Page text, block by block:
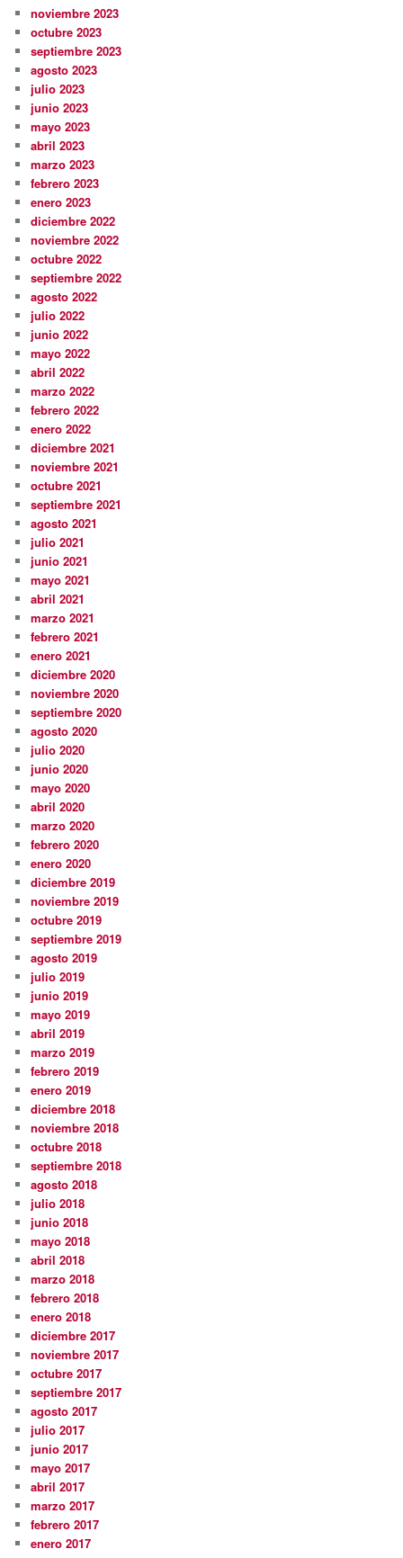
noviembre 2023
octubre 2023
septiembre 2023
agosto 2023
julio 2023
junio 2023
mayo 2023
abril 2023
marzo 2023
febrero 2023
enero 2023
diciembre 2022
noviembre 2022
octubre 2022
septiembre 2022
agosto 2022
julio 2022
junio 2022
mayo 2022
abril 2022
marzo 2022
febrero 2022
enero 2022
diciembre 2021
noviembre 2021
octubre 2021
septiembre 2021
agosto 2021
julio 2021
junio 2021
mayo 2021
abril 2021
marzo 2021
febrero 2021
enero 2021
diciembre 2020
noviembre 2020
septiembre 2020
agosto 2020
julio 2020
junio 2020
mayo 2020
abril 2020
marzo 2020
febrero 2020
enero 2020
diciembre 2019
noviembre 2019
octubre 2019
septiembre 2019
agosto 2019
julio 2019
junio 2019
mayo 2019
abril 2019
marzo 2019
febrero 2019
enero 2019
diciembre 2018
noviembre 2018
octubre 2018
septiembre 2018
agosto 2018
julio 2018
junio 2018
mayo 2018
abril 2018
marzo 2018
febrero 2018
enero 2018
diciembre 2017
noviembre 2017
octubre 2017
septiembre 2017
agosto 2017
julio 2017
junio 2017
mayo 2017
abril 2017
marzo 2017
febrero 2017
enero 2017